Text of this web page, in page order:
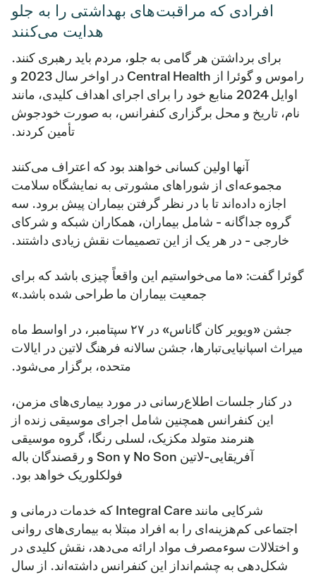
افرادی که مراقبت‌های بهداشتی را به جلو
هدایت می‌کنند
برای برداشتن هر گامی به جلو، مردم باید رهبری کنند.
راموس و گوئرا از Central Health در اواخر سال 2023 و
اوایل 2024 منابع خود را برای اجرای اهداف کلیدی، مانند
نام، تاریخ و محل برگزاری کنفرانس، به صورت خودجوش
تأمین کردند.
آنها اولین کسانی خواهند بود که اعتراف می‌کنند
مجموعه‌ای از شوراهای مشورتی به نمایشگاه سلامت
اجازه داده‌اند تا با در نظر گرفتن بیماران پیش برود. سه
گروه جداگانه - شامل بیماران، همکاران شبکه و شرکای
خارجی - در هر یک از این تصمیمات نقش زیادی داشتند.
گوئرا گفت: «ما می‌خواستیم این واقعاً چیزی باشد که برای
جمعیت بیماران ما طراحی شده باشد.»
جشن «ویویر کان گاناس» در ۲۷ سپتامبر، در اواسط ماه
میراث اسپانیایی‌تبارها، جشن سالانه فرهنگ لاتین در ایالات
متحده، برگزار می‌شود.
در کنار جلسات اطلاع‌رسانی در مورد بیماری‌های مزمن،
این کنفرانس همچنین شامل اجرای موسیقی زنده از
هنرمند متولد مکزیک، لسلی رنگا، گروه موسیقی
آفریقایی-لاتین Son y No Son و رقصندگان باله
فولکلوریک خواهد بود.
شرکایی مانند Integral Care که خدمات درمانی و
اجتماعی کم‌هزینه‌ای را به افراد مبتلا به بیماری‌های روانی
و اختلالات سوءمصرف مواد ارائه می‌دهد، نقش کلیدی در
شکل‌دهی به چشم‌انداز این کنفرانس داشته‌اند. از سال